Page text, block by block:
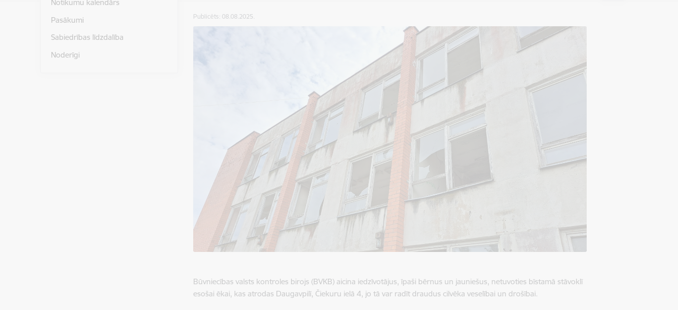
Notikumu kalendārs
Pasākumi
Sabiedrības līdzdalība
Noderīgi
Publicēts: 08.08.2025.
Būvniecības valsts kontroles birojs (BVKB) aicina iedzīvotājus, īpaši bērnus un jauniešus, netuvoties bīstamā stāvoklī
esošai ēkai, kas atrodas Daugavpilī, Čiekuru ielā 4, jo tā var radīt draudus cilvēka veselībai un drošībai.